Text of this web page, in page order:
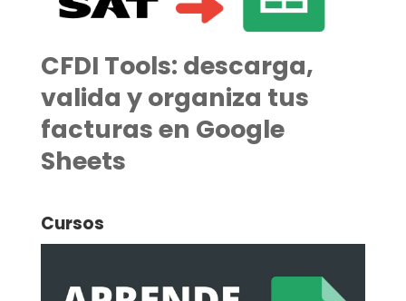
CFDI Tools: descarga,
valida y organiza tus
facturas en Google
Sheets
Cursos